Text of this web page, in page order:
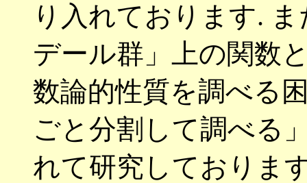
り入れております.
デール群」上の関数
数論的性質を調べる
ごと分割して調べる
れて研究しておりま